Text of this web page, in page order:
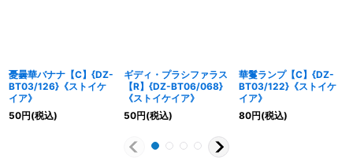
憂曇華バナナ【C】{DZ-
BT03/126}《ストイケ
イア》
50円(税込)
ギディ・プラシファラス
【R】{DZ-BT06/068}
《ストイケイア》
50円(税込)
華鬘ランプ【C】{DZ-
BT03/122}《ストイケ
イア》
80円(税込)